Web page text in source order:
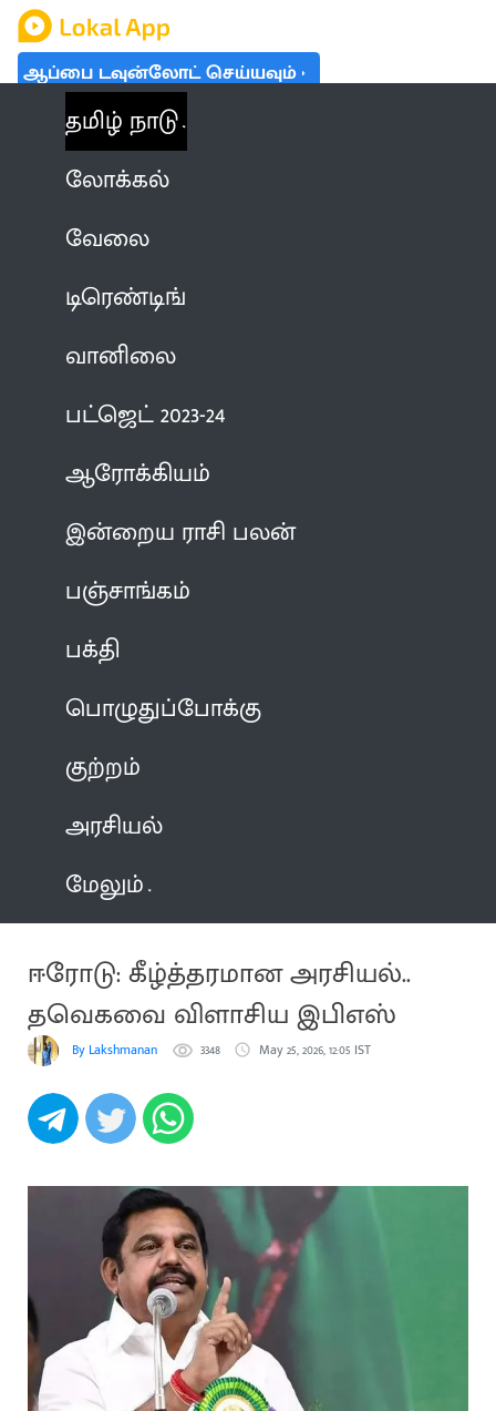
ஆப்பை டவுன்லோட் செய்யவும்
தமிழ் நாடு
லோக்கல்
வேலை
டிரெண்டிங்
வானிலை
பட்ஜெட் 2023-24
ஆரோக்கியம்
இன்றைய ராசி பலன்
பஞ்சாங்கம்
பக்தி
பொழுதுப்போக்கு
குற்றம்
அரசியல்
மேலும்
ஈரோடு: கீழ்த்தரமான அரசியல்..
தவெகவை விளாசிய இபிஎஸ்
By Lakshmanan 3348 May 25, 2026, 12:05 IST